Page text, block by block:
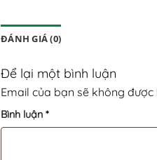
ĐÁNH GIÁ (0)
Để lại một bình luận
Email của bạn sẽ không được
Bình luận *